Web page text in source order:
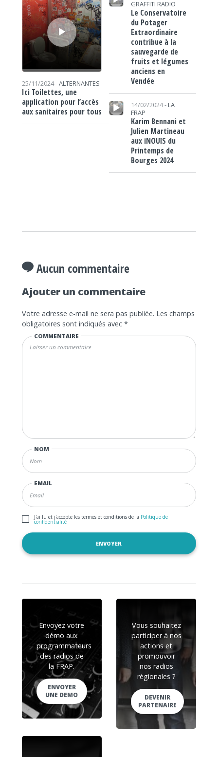
25/11/2024 -ALTERNANTES
Ici Toilettes, une
application pour l’accès
aux sanitaires pour tous
GRAFFITI RADIO
Le Conservatoire
du Potager
Extraordinaire
contribue à la
sauvegarde de
fruits et légumes
anciens en
Vendée
Lecteur audio
14/02/2024 - LA
FRAP
Karim Bennani et
Julien Martineau
aux iNOUïS du
Printemps de
Bourges 2024
Aucun commentaire
Ajouter un commentaire
Votre adresse e-mail ne sera pas publiée. Les champs
obligatoires sont indiqués avec *
COMMENTAIRE
NOM
EMAIL
J'ai lu et j'accepte les termes et conditions de la Politique de
confidentialité
Envoyez votre
démo aux
programmateurs
des radios de
la FRAP.
ENVOYER
UNE DEMO
Vous souhaitez
participer à nos
actions et
promouvoir
nos radios
régionales ?
DEVENIR
PARTENAIRE